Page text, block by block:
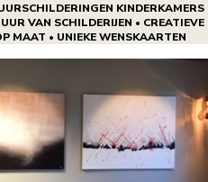
KINDERKAMERS
VAN SCHILDERIJEN • CREATIEVE
MAAT • UNIEKE WENSKAARTEN